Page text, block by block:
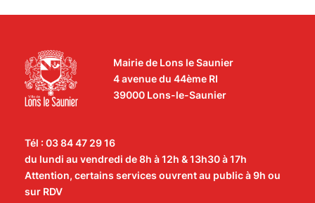
Mairie de Lons le Saunier
4 avenue du 44ème RI
39000 Lons-le-Saunier
Tél : 03 84 47 29 16
du lundi au vendredi de 8h à 12h & 13h30 à 17h
Attention, certains services ouvrent au public à 9h ou
sur RDV